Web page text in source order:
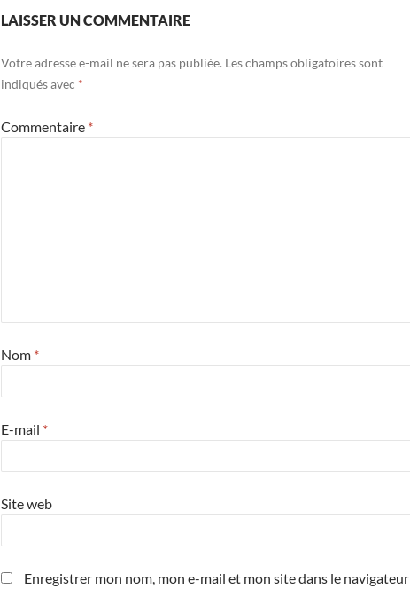
LAISSER UN COMMENTAIRE
Votre adresse e-mail ne sera pas publiée. Les champs obligatoires sont
indiqués avec *
Commentaire *
Nom *
E-mail *
Site web
Enregistrer mon nom, mon e-mail et mon site dans le navigateur